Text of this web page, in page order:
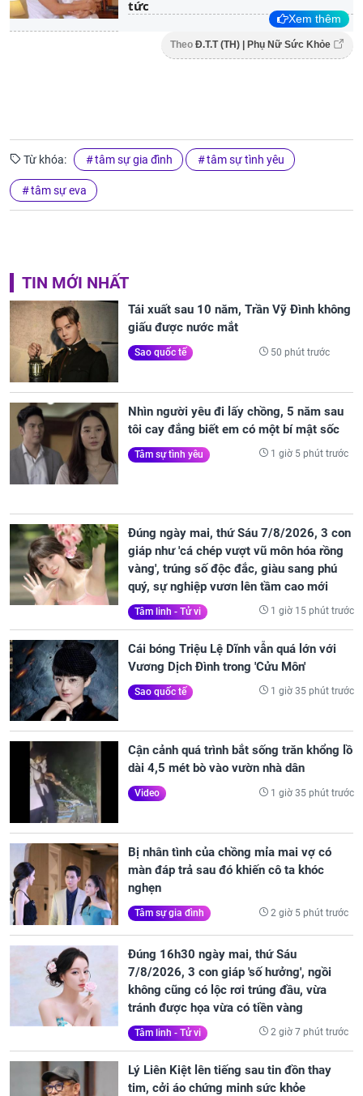
tức
Xem thêm
Theo Đ.T.T (TH) | Phụ Nữ Sức Khỏe
Từ khóa: tâm sự gia đình tâm sự tình yêu
tâm sự eva
TIN MỚI NHẤT
Tái xuất sau 10 năm, Trần Vỹ Đình không
giấu được nước mắt
Sao quốc tế 50 phút trước
Nhìn người yêu đi lấy chồng, 5 năm sau
tôi cay đắng biết em có một bí mật sốc
Tâm sự tình yêu 1 giờ 5 phút trước
Đúng ngày mai, thứ Sáu 7/8/2026, 3 con
giáp như 'cá chép vượt vũ môn hóa rồng
vàng', trúng số độc đắc, giàu sang phú
quý, sự nghiệp vươn lên tầm cao mới
Tâm linh - Tử vi 1 giờ 15 phút trước
Cái bóng Triệu Lệ Dĩnh vẫn quá lớn với
Vương Dịch Đình trong 'Cửu Môn'
Sao quốc tế 1 giờ 35 phút trước
Cận cảnh quá trình bắt sống trăn khổng lồ
dài 4,5 mét bò vào vườn nhà dân
Video 1 giờ 35 phút trước
Bị nhân tình của chồng mỉa mai vợ có
màn đáp trả sau đó khiến cô ta khóc
nghẹn
Tâm sự gia đình 2 giờ 5 phút trước
Đúng 16h30 ngày mai, thứ Sáu
7/8/2026, 3 con giáp 'số hưởng', ngồi
không cũng có lộc rơi trúng đầu, vừa
tránh được họa vừa có tiền vàng
Tâm linh - Tử vi 2 giờ 7 phút trước
Lý Liên Kiệt lên tiếng sau tin đồn thay
tim, cởi áo chứng minh sức khỏe